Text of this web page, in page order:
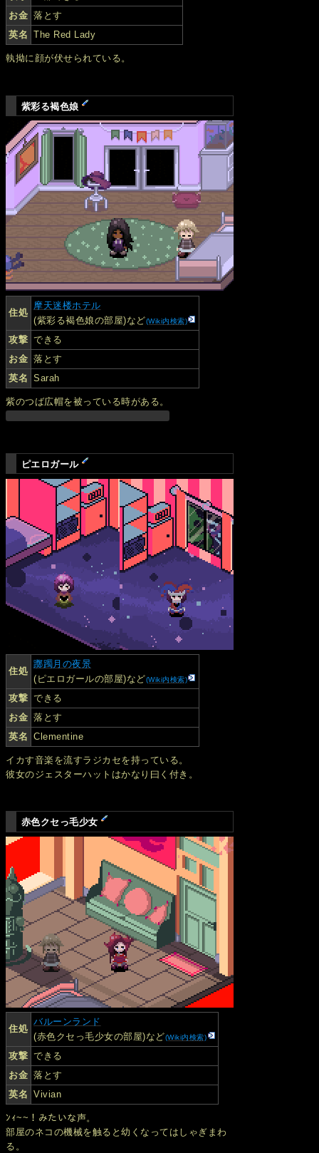
お金 落とす
英名 The Red Lady
執拗に顔が伏せられている。
紫彩る褐色娘
住処
摩天迷楼ホテル
(紫彩る褐色娘の部屋)など(Wiki内検索)
攻撃 できる
お金 落とす
英名 Sarah
紫のつば広帽を被っている時がある。
ピエロガール
住処
躑躅月の夜景
(ピエロガールの部屋)など(Wiki内検索)
攻撃 できる
お金 落とす
英名 Clementine
イカす音楽を流すラジカセを持っている。
彼女のジェスターハットはかなり曰く付き。
赤色クセっ毛少女
住処
バルーンランド
(赤色クセっ毛少女の部屋)など(Wiki内検索)
攻撃 できる
お金 落とす
英名 Vivian
ﾝｨ~~！みたいな声。
部屋のネコの機械を触ると幼くなってはしゃぎまわ
る。